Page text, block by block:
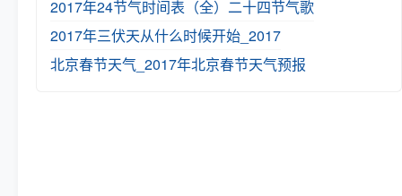
2017年24节气时间表（全） 二十四节气歌
2017年三伏天从什么时候开始_2017
北京春节天气_2017年北京春节天气预报